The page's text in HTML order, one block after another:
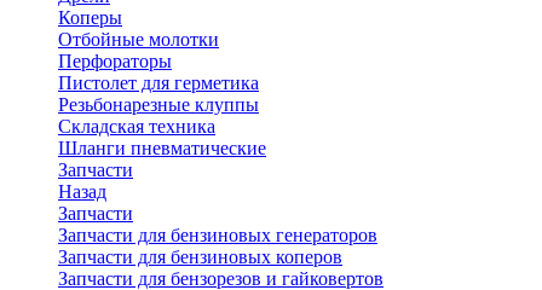
Коперы
Отбойные молотки
Перфораторы
Пистолет для герметика
Резьбонарезные клуппы
Складская техника
Шланги пневматические
Запчасти
Назад
Запчасти
Запчасти для бензиновых генераторов
Запчасти для бензиновых коперов
Запчасти для бензорезов и гайковертов